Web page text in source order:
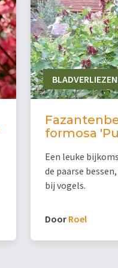
formosa
Een leuke
de paarse
bij vogels.
Door Roel